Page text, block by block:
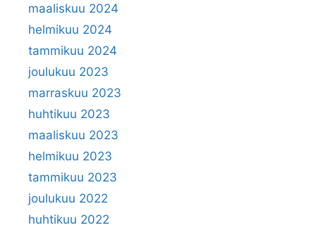
maaliskuu 2024
helmikuu 2024
tammikuu 2024
joulukuu 2023
marraskuu 2023
huhtikuu 2023
maaliskuu 2023
helmikuu 2023
tammikuu 2023
joulukuu 2022
huhtikuu 2022